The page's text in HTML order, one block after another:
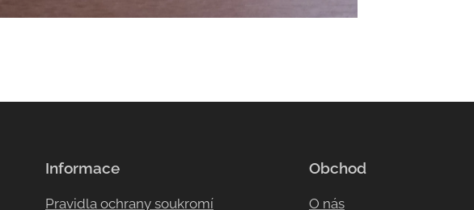
Informace
Pravidla ochrany soukromí
Obchod
O nás